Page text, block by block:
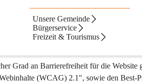
Unsere Gemeinde
Bürgerservice
Freizeit & Tourismus
Website
Grad an Barrierefreiheit für die Website
(WCAG) 2.1", sowie den Best-